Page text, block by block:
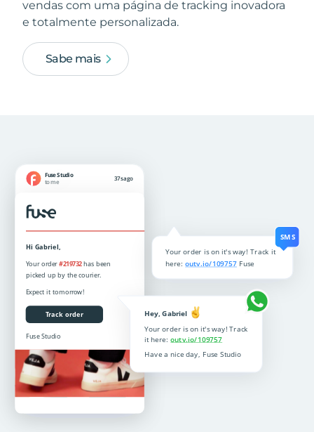
vendas com uma página de tracking inovadora
e totalmente personalizada.
Sabe mais